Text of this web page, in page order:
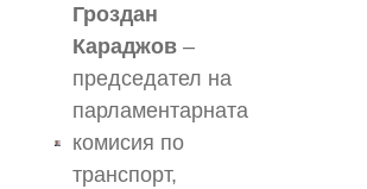
Гроздан
Караджов –
председател на
парламентарната
комисия по
транспорт,